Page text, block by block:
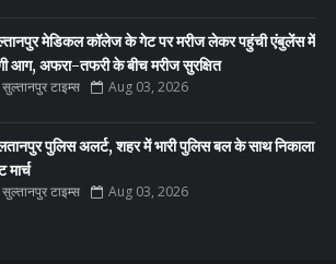
मेडिकल कॉलेज के गेट पर मरीज लेकर पहुंची एंबुलेंस में
आग, अफरा-तफरी के बीच मरीज सुरक्षित
सुल्तानपुर टाइम्स Aug 03, 2026
पुलिस अलर्ट, शहर में भारी पुलिस बल के साथ निकाला
मार्च
सुल्तानपुर टाइम्स Aug 03, 2026